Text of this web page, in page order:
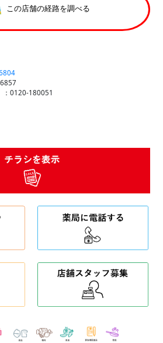
この店舗の経路を調べる
：0120-180051